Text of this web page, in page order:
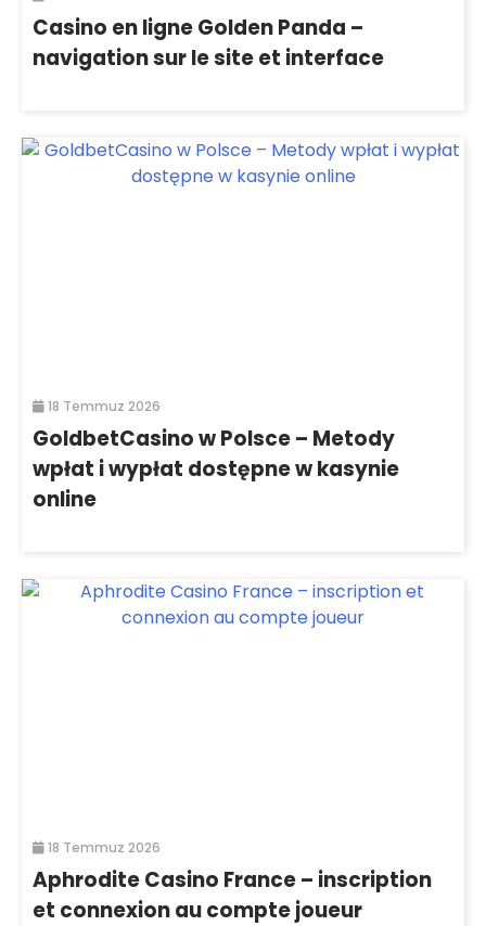
Casino en ligne Golden Panda –
navigation sur le site et interface
18 Temmuz 2026
GoldbetCasino w Polsce – Metody
wpłat i wypłat dostępne w kasynie
online
18 Temmuz 2026
Aphrodite Casino France – inscription
et connexion au compte joueur